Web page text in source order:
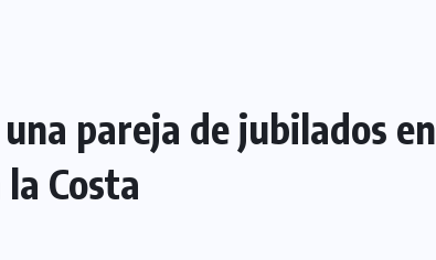
pareja de jubilados en
Costa